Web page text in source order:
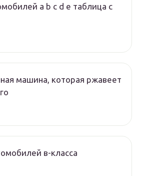
a b c d e таблица с
машина, которая ржавеет
в-класса